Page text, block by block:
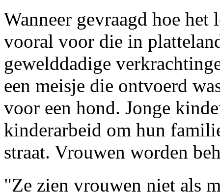
Wanneer gevraagd hoe
vooral voor die in
gewelddadige
een meisje die ontvoerd
voor een hond. Jonge
kinderarbeid om hun
straat. Vrouwen worden
"Ze zien vrouwen niet als